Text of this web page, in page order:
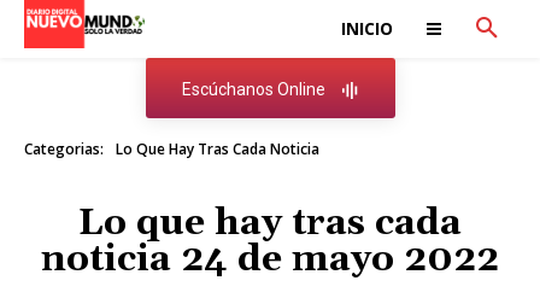
INICIO
Escúchanos Online
Categorias: Lo Que Hay Tras Cada Noticia
Lo que hay tras cada
noticia 24 de mayo 2022